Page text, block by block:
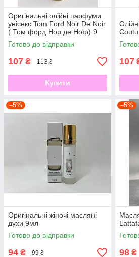
Оригінальні олійні парфуми
унісекс Tom Ford Noir De Noir
( Том форд Нор де Ноїр) 9
мл
Готово до відправки
107 ₴ 113 ₴
Купити
107
–5%
Оригінальні жіночі масляні
духи 9мл
Готово до відправки
94 ₴ 99 ₴
–5%
98 ₴